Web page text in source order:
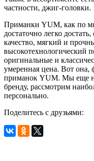
частности, джиг-головки.
Приманки YUM, как по
достаточно легко
качество, мягкий и
высокотехнологический
оригинальные и
умеренная цена. Вот она,
приманок YUM. Мы еще
бренду, рассмотрим
персонально.
Поделитесь с друзьями: